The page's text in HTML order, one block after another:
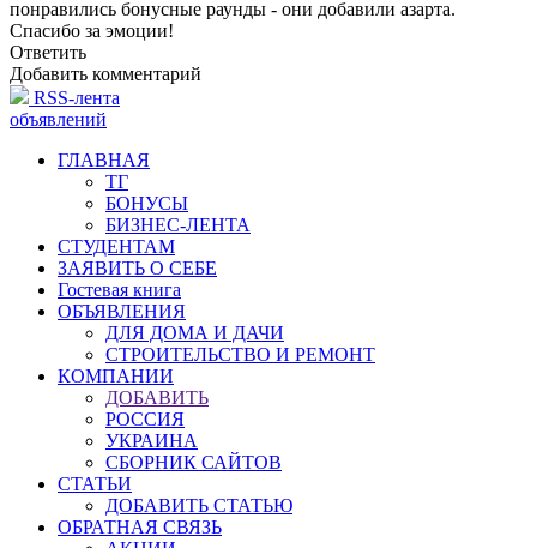
понравились бонусные раунды - они добавили азарта.
Спасибо за эмоции!
Ответить
Добавить комментарий
RSS-лента
объявлений
ГЛАВНАЯ
ТГ
БОНУСЫ
БИЗНЕС-ЛЕНТА
СТУДЕНТАМ
ЗАЯВИТЬ О СЕБЕ
Гостевая книга
ОБЪЯВЛЕНИЯ
ДЛЯ ДОМА И ДАЧИ
СТРОИТЕЛЬСТВО И РЕМОНТ
КОМПАНИИ
ДОБАВИТЬ
РОССИЯ
УКРАИНА
СБОРНИК САЙТОВ
СТАТЬИ
ДОБАВИТЬ СТАТЬЮ
ОБРАТНАЯ СВЯЗЬ